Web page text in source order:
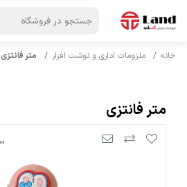
خانه ملزومات اداری و نوشت افزار متر فانتزی
متر فانتزی